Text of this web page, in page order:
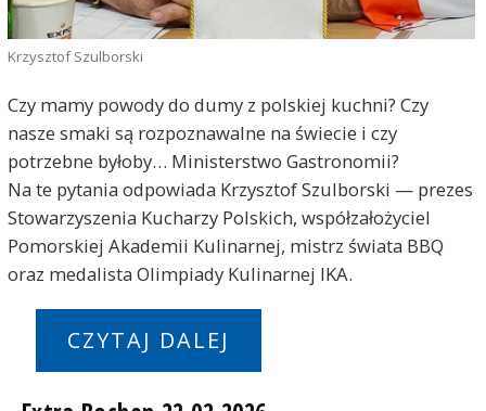
Krzysztof Szulborski
Czy mamy powody do dumy z polskiej kuchni? Czy
nasze smaki są rozpoznawalne na świecie i czy
potrzebne byłoby… Ministerstwo Gastronomii?
Na te pytania odpowiada Krzysztof Szulborski — prezes
Stowarzyszenia Kucharzy Polskich, współzałożyciel
Pomorskiej Akademii Kulinarnej, mistrz świata BBQ
oraz medalista Olimpiady Kulinarnej IKA.
CZYTAJ DALEJ